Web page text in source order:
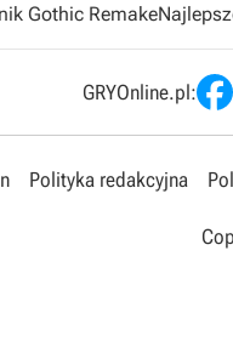
Gothic Remake
GRYOnline.pl:
Polityka redakcyjna